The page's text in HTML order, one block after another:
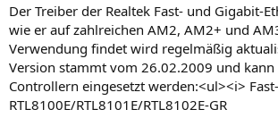
Der Treiber der Realtek Fast- und Gigabit-
wie er auf zahlreichen AM2, AM2+ und
Verwendung findet wird regelmäßig
Version stammt vom 26.02.2009 und
Controllern eingesetzt werden:<ul><i>
RTL8100E/RTL8101E/RTL8102E-GR